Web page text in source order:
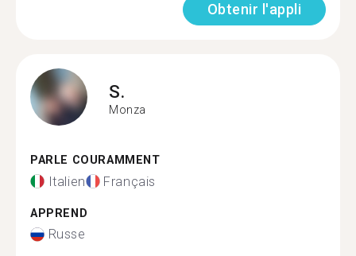
Obtenir l'appli
S.
Monza
PARLE COURAMMENT
Italien Français
APPREND
Russe